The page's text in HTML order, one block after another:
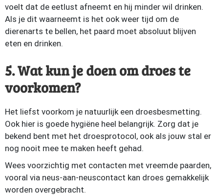
voelt dat de eetlust afneemt en hij minder wil drinken.
Als je dit waarneemt is het ook weer tijd om de
dierenarts te bellen, het paard moet absoluut blijven
eten en drinken.
5. Wat kun je doen om droes te
voorkomen?
Het liefst voorkom je natuurlijk een droesbesmetting.
Ook hier is goede hygiëne heel belangrijk. Zorg dat je
bekend bent met het droesprotocol, ook als jouw stal er
nog nooit mee te maken heeft gehad.
Wees voorzichtig met contacten met vreemde paarden,
vooral via neus-aan-neuscontact kan droes gemakkelijk
worden overgebracht.